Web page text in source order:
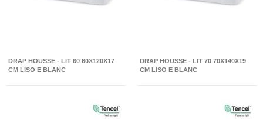
DRAP HOUSSE - LIT 60 60X120X17
CM LISO E BLANC
DRAP HOUSSE - LIT 70 70X140X19
CM LISO E BLANC